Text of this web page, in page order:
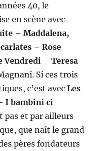
40, le
en scène avec
– Maddalena,
– Rose
Vendredi –Teresa
Si ces trois
c’est avecLes
I bambini ci
pas et par ailleurs
que naît le grand
pères fondateurs